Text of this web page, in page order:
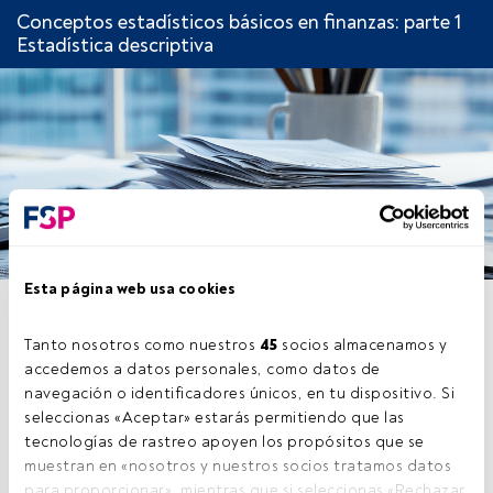
Esta página web usa cookies
Tanto nosotros como nuestros 45 socios almacenamos y
accedemos a datos personales, como datos de
navegación o identificadores únicos, en tu dispositivo. Si
seleccionas «Aceptar» estarás permitiendo que las
tecnologías de rastreo apoyen los propósitos que se
muestran en «nosotros y nuestros socios tratamos datos
Conceptos estadísticos básicos en finanzas: parte 1
Estadística descriptiva
DE FRECUENCIAS
Este es un artículo exclusivo para los usuarios
registrados de FundsPeople. Si ya estás